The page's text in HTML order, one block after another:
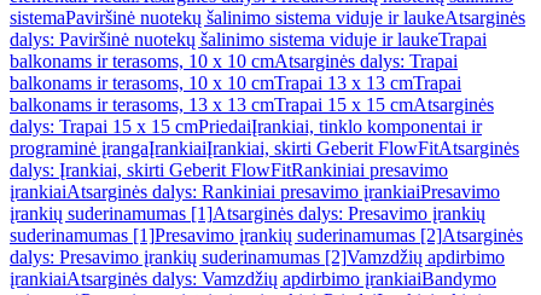
sistemaPaviršinė nuotekų šalinimo sistema viduje ir laukeAtsarginės
dalys: Paviršinė nuotekų šalinimo sistema viduje ir laukeTrapai
balkonams ir terasoms, 10 x 10 cmAtsarginės dalys: Trapai
balkonams ir terasoms, 10 x 10 cmTrapai 13 x 13 cmTrapai
balkonams ir terasoms, 13 x 13 cmTrapai 15 x 15 cmAtsarginės
dalys: Trapai 15 x 15 cmPriedaiĮrankiai, tinklo komponentai ir
programinė įrangaĮrankiaiĮrankiai, skirti Geberit FlowFitAtsarginės
dalys: Įrankiai, skirti Geberit FlowFitRankiniai presavimo
įrankiaiAtsarginės dalys: Rankiniai presavimo įrankiaiPresavimo
įrankių suderinamumas [1]Atsarginės dalys: Presavimo įrankių
suderinamumas [1]Presavimo įrankių suderinamumas [2]Atsarginės
dalys: Presavimo įrankių suderinamumas [2]Vamzdžių apdirbimo
įrankiaiAtsarginės dalys: Vamzdžių apdirbimo įrankiaiBandymo